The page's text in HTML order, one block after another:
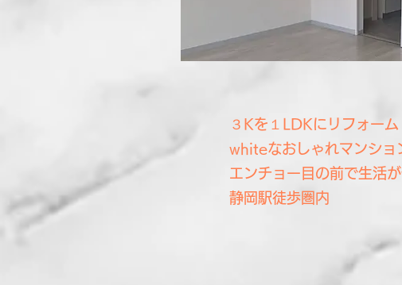
３Kを１LDKにリフォーム
whiteなおしゃれマンショ
エンチョー目の前で生活が
​静岡駅徒歩圏内